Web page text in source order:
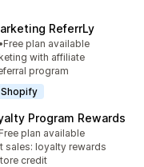
ReferrLy
•Free plan available
with affiliate
program
Program Rewards
plan available
sales: loyalty rewards
credit